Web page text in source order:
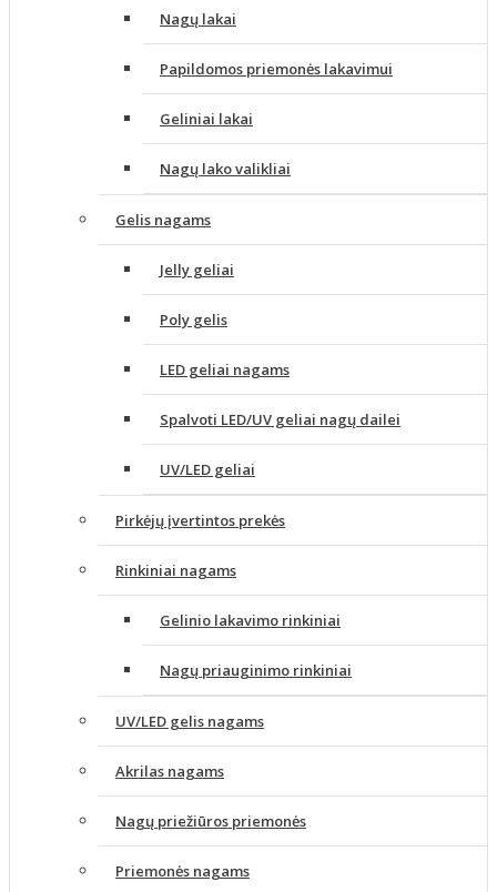
Nagų lakai
Papildomos priemonės lakavimui
Geliniai lakai
Nagų lako valikliai
Gelis nagams
Jelly geliai
Poly gelis
LED geliai nagams
Spalvoti LED/UV geliai nagų dailei
UV/LED geliai
Pirkėjų įvertintos prekės
Rinkiniai nagams
Gelinio lakavimo rinkiniai
Nagų priauginimo rinkiniai
UV/LED gelis nagams
Akrilas nagams
Nagų priežiūros priemonės
Priemonės nagams